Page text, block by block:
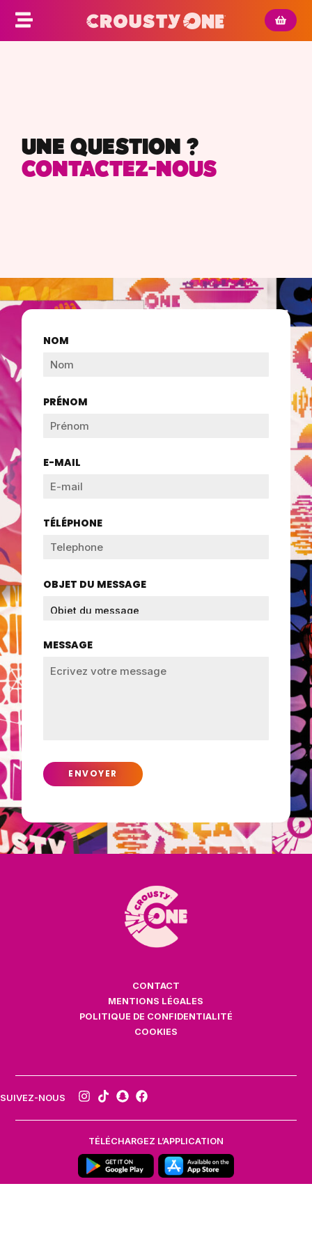
UNE QUESTION ?
CONTACTEZ-NOUS
NOM
PRÉNOM
E-MAIL
TÉLÉPHONE
OBJET DU MESSAGE
MESSAGE
CONTACT
MENTIONS LÉGALES
POLITIQUE DE CONFIDENTIALITÉ
COOKIES
SUIVEZ-NOUS
TÉLÉCHARGEZ L’APPLICATION